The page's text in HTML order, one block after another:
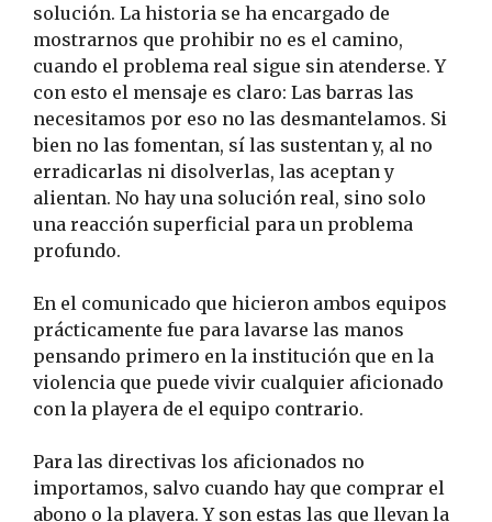
solución. La historia se ha encargado de
mostrarnos que prohibir no es el camino,
cuando el problema real sigue sin atenderse. Y
con esto el mensaje es claro: Las barras las
necesitamos por eso no las desmantelamos. Si
bien no las fomentan, sí las sustentan y, al no
erradicarlas ni disolverlas, las aceptan y
alientan. No hay una solución real, sino solo
una reacción superficial para un problema
profundo.
En el comunicado que hicieron ambos equipos
prácticamente fue para lavarse las manos
pensando primero en la institución que en la
violencia que puede vivir cualquier aficionado
con la playera de el equipo contrario.
Para las directivas los aficionados no
importamos, salvo cuando hay que comprar el
abono o la playera. Y son estas las que llevan la